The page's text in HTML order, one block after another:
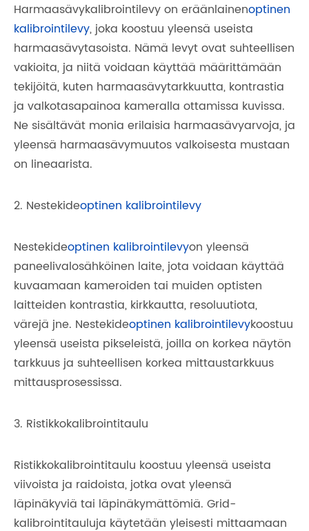
Harmaasävykalibrointilevy on eräänlainenoptinen
kalibrointilevy, joka koostuu yleensä useista
harmaasävytasoista. Nämä levyt ovat suhteellisen
vakioita, ja niitä voidaan käyttää määrittämään
tekijöitä, kuten harmaasävytarkkuutta, kontrastia
ja valkotasapainoa kameralla ottamissa kuvissa.
Ne sisältävät monia erilaisia ​​harmaasävyarvoja, ja
yleensä harmaasävymuutos valkoisesta mustaan ​​
on lineaarista.
2. Nestekideoptinen kalibrointilevy
Nestekideoptinen kalibrointilevyon yleensä
paneelivalosähköinen laite, jota voidaan käyttää
kuvaamaan kameroiden tai muiden optisten
laitteiden kontrastia, kirkkautta, resoluutiota,
värejä jne. Nestekideoptinen kalibrointilevykoostuu
yleensä useista pikseleistä, joilla on korkea näytön
tarkkuus ja suhteellisen korkea mittaustarkkuus
mittausprosessissa.
3. Ristikkokalibrointitaulu
Ristikkokalibrointitaulu koostuu yleensä useista
viivoista ja raidoista, jotka ovat yleensä
läpinäkyviä tai läpinäkymättömiä. Grid-
kalibrointitauluja käytetään yleisesti mittaamaan